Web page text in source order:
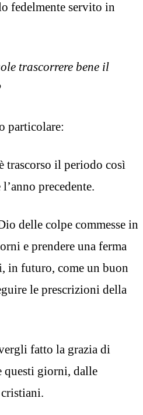
fedelmente servito in
trascorrere bene il
particolare:
trascorso il periodo così
precedente.
delle colpe commesse in
e prendere una ferma
in futuro, come un buon
le prescrizioni della
fatto la grazia di
questi giorni, dalle